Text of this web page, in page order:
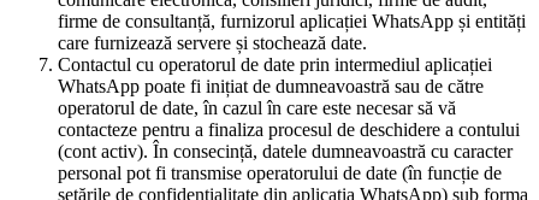
firme de consultanță, furnizorul aplicației WhatsApp și entități
care furnizează servere și stochează date.
Contactul cu operatorul de date prin intermediul aplicației
WhatsApp poate fi inițiat de dumneavoastră sau de către
operatorul de date, în cazul în care este necesar să vă
contacteze pentru a finaliza procesul de deschidere a contului
(cont activ). În consecință, datele dumneavoastră cu caracter
personal pot fi transmise operatorului de date (în funcție de
setările de confidențialitate din aplicația WhatsApp) sub forma